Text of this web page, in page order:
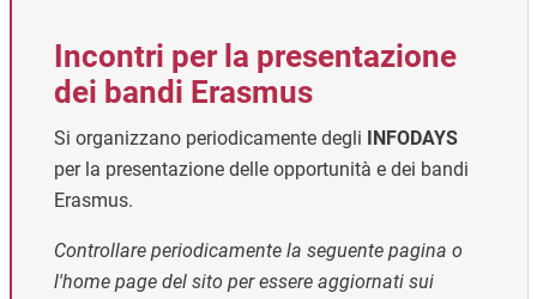
Incontri per la presentazione
dei bandi Erasmus
Si organizzano periodicamente degli INFODAYS
per la presentazione delle opportunità e dei bandi
Erasmus.
Controllare periodicamente la seguente pagina o
l'home page del sito per essere aggiornati sui